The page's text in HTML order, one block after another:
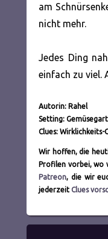
am
nicht mehr.
Jedes Ding
einfach zu viel.
Autorin: Rahel
Setting:
Clues:
Wir hoffen, die
Profilen vorbei, wo
Patreon, die wir
jederzeit Clues